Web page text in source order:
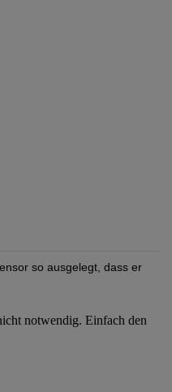
so ausgelegt, dass er
notwendig. Einfach den